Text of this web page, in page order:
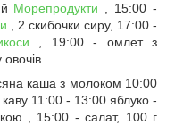
Морепродукти , 15:00 -
, 2 скибочки сиру, 17:00 -
, 19:00 - омлет з
каша з молоком 10:00
11:00 - 13:00 яблуко -
, 15:00 - салат, 100 г